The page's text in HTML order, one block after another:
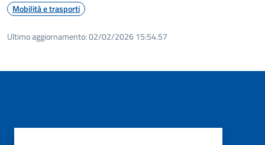
Mobilità e trasporti
Ultimo aggiornamento:02/02/2026 15:54.57